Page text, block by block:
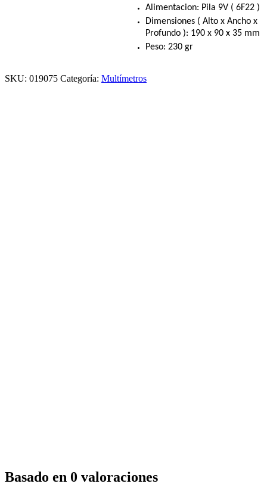
Alimentacion: Pila 9V ( 6F22 )
Dimensiones ( Alto x Ancho x
Profundo ): 190 x 90 x 35 mm
Peso: 230 gr
SKU: 019075 Categoría: Multímetros
Basado en 0 valoraciones